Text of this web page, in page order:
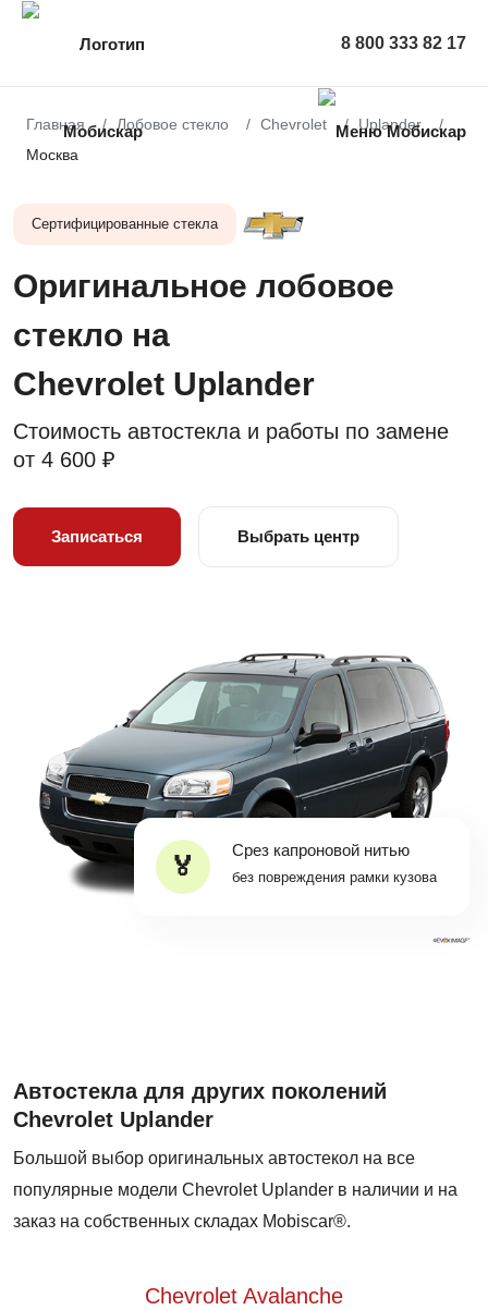
8 800 333 82 17
Главная Лобовое стекло Chevrolet
Uplander
Москва
Сертифицированные стекла
Оригинальное лобовое
стекло на
Chevrolet Uplander
Стоимость автостекла и работы по замене
от 4 600 ₽
Записаться Выбрать центр
Срез капроновой нитью
без повреждения рамки кузова
Автостекла для других поколений
Chevrolet Uplander
Большой выбор оригинальных автостекол на все
популярные модели Chevrolet Uplander в наличии и на
заказ на собственных складах Mobiscar®.
Chevrolet Avalanche